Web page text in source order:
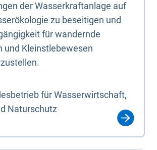
der Wasserkraftanlage auf
zu beseitigen und
für wandernde
und Kleinstlebewesen
für Wasserwirtschaft,
Naturschutz